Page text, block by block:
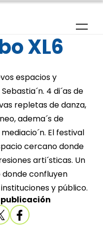
XL6
espacios y
4 di´as de
repletas de danza,
adema´s de
El festival
cercano donde
arti´sticas. Un
confluyen
y público.